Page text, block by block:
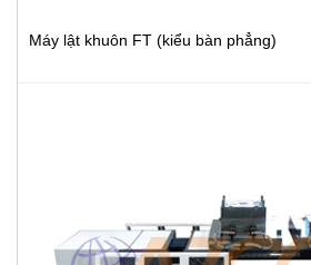
Máy lật khuôn FT (kiểu bàn phẳng)